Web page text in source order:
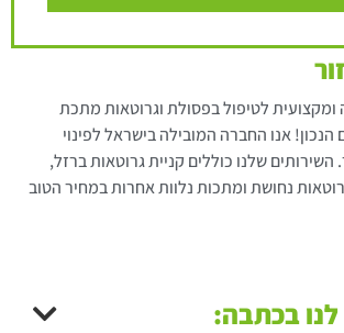
לטיפול בפסולת וגרוטאות מתכת
אנו החברה המובילה בישראל לפינוי
שלנו כוללים קניית גרוטאות ברזל,
נחושת ומתכות נלוות אחרות במחיר הטוב
בכתבה: